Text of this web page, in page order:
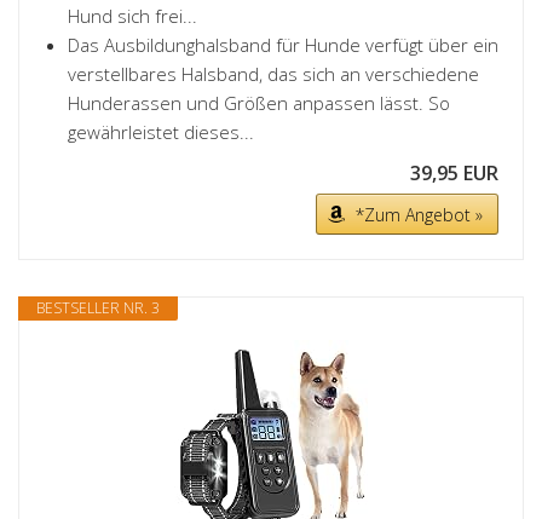
Hund sich frei...
Das Ausbildunghalsband für Hunde verfügt über ein
verstellbares Halsband, das sich an verschiedene
Hunderassen und Größen anpassen lässt. So
gewährleistet dieses...
39,95 EUR
*Zum Angebot »
BESTSELLER NR. 3